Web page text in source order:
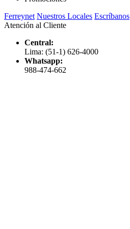
Ferreynet Nuestros Locales Escríbanos
Atención al Cliente
Central:
Lima: (51-1) 626-4000
Whatsapp:
988-474-662